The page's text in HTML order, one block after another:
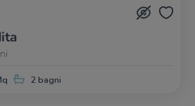
2 bagni